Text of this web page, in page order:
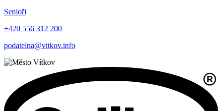
Senioři
+420 556 312 200
podatelna@vitkov.info